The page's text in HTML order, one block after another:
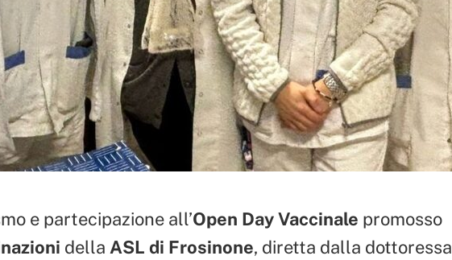
e partecipazione all’Open Day Vaccinale promosso
della ASL di Frosinone, diretta dalla dottoressa